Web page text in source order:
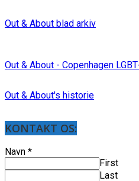
Out & About blad arkiv
Out & About - Copenhagen
Out & About's historie
KONTAKT OS:
Navn *
First
Last